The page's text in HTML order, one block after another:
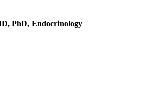
PhD, Endocrinology